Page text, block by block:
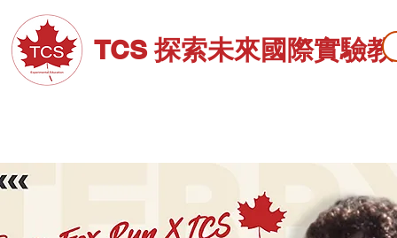
TCS 探索未來國際實驗